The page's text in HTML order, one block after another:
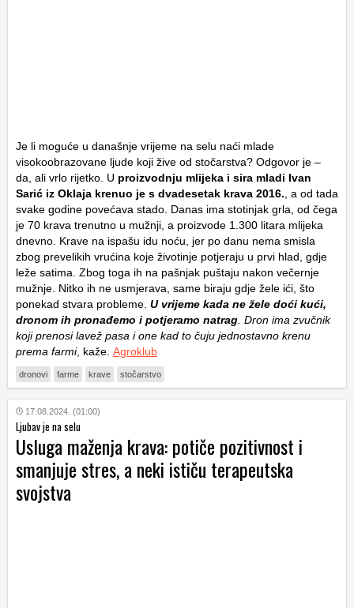
Je li moguće u današnje vrijeme na selu naći mlade
visokoobrazovane ljude koji žive od stočarstva? Odgovor je –
da, ali vrlo rijetko. U proizvodnju mlijeka i sira mladi Ivan
Sarić iz Oklaja krenuo je s dvadesetak krava 2016. , a od tada
svake godine povećava stado. Danas ima stotinjak grla, od čega
je 70 krava trenutno u mužnji, a proizvode 1.300 litara mlijeka
dnevno. Krave na ispašu idu noću, jer po danu nema smisla
zbog prevelikih vrućina koje životinje potjeraju u prvi hlad, gdje
leže satima. Zbog toga ih na pašnjak puštaju nakon večernje
mužnje. Nitko ih ne usmjerava, same biraju gdje žele ići, što
ponekad stvara probleme. U vrijeme kada ne žele doći kući,
dronom ih pronađemo i potjeramo natrag . Dron ima zvučnik
koji prenosi lavež pasa i one kad to čuju jednostavno krenu
prema farmi, kaže. Agroklub
dronovi farme krave stočarstvo
17.08.2024. (01:00)
Ljubav je na selu
Usluga maženja krava: potiče pozitivnost i
smanjuje stres, a neki ističu terapeutska
svojstva